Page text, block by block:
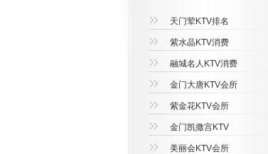
天门荤KTV排名
紫水晶KTV消费
融城名人KTV消费
金门大唐KTV会所
紫金花KTV会所
金门凯撒宫KTV
美丽会KTV会所